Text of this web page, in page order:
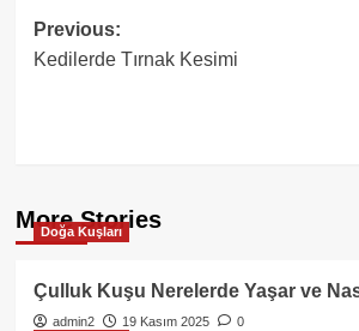
Post
navigation
Previous:
Kedilerde Tırnak Kesimi
More Stories
Doğa Kuşları
Çulluk Kuşu Nerelerde Yaşar ve
admin2 19 Kasım 2025
0